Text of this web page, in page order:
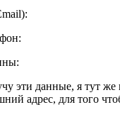
эти данные, я тут
адрес, для того